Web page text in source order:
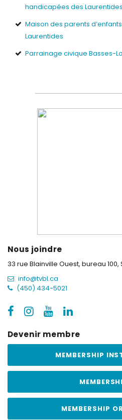
handicapées des Laurentides
Maison des parents
Laurentides
Parrainage civique Basses-
Nous joindre
33 rue Blainville Ouest, bureau 100,
info@tvbl.ca
(450) 434-5021
Devenir membre
MEMBERSHIP
MEMBERSHIP